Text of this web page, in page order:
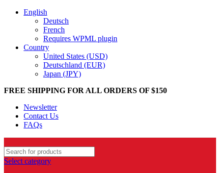
English
Deutsch
French
Requires WPML plugin
Country
United States (USD)
Deutschland (EUR)
Japan (JPY)
FREE SHIPPING FOR ALL ORDERS OF $150
Newsletter
Contact Us
FAQs
Select category